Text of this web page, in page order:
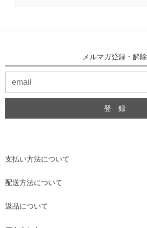
メルマガ登録・解除
支払い方法について
配送方法について
返品について